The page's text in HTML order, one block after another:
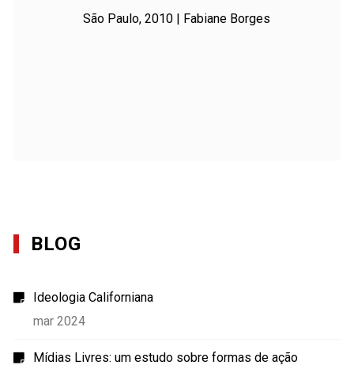
São Paulo, 2010 | Fabiane Borges
BLOG
Ideologia Californiana
mar 2024
Mídias Livres: um estudo sobre formas de ação